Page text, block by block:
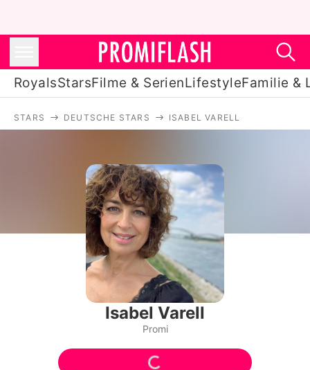
RoyalsStarsFilme & SerienLifestyleFamilie &
Filme & Serien
Lifestyle
Familie & Liebe
Promiflash Exklusiv
Alle Themen auf Promiflash
Jobs
STARS DEUTSCHE STARS ISABEL VARELL
Isabel Varell
Promi